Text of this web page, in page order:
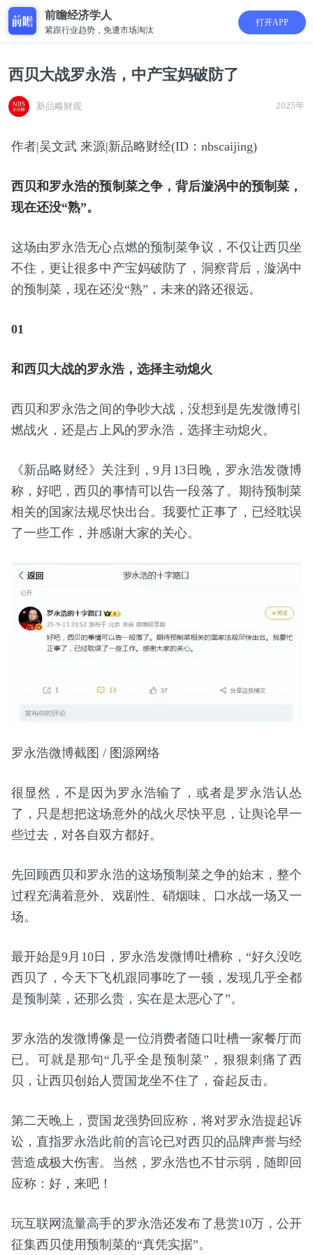
前瞻经济学人
紧跟行业趋势，免遭市场淘汰
打开APP
西贝大战罗永浩，中产宝妈破防了
新品略财观 2025年
作者|吴文武 来源|新品略财经(ID：nbscaijing)
西贝和罗永浩的预制菜之争，背后漩涡中的预制菜，
现在还没“熟”。
这场由罗永浩无心点燃的预制菜争议，不仅让西贝坐
不住，更让很多中产宝妈破防了，洞察背后，漩涡中
的预制菜，现在还没“熟”，未来的路还很远。
01
和西贝大战的罗永浩，选择主动熄火
西贝和罗永浩之间的争吵大战，没想到是先发微博引
燃战火，还是占上风的罗永浩，选择主动熄火。
《新品略财经》关注到，9月13日晚，罗永浩发微博
称，好吧，西贝的事情可以告一段落了。期待预制菜
相关的国家法规尽快出台。我要忙正事了，已经耽误
了一些工作，并感谢大家的关心。
罗永浩微博截图 / 图源网络
很显然，不是因为罗永浩输了，或者是罗永浩认怂
了，只是想把这场意外的战火尽快平息，让舆论早一
些过去，对各自双方都好。
先回顾西贝和罗永浩的这场预制菜之争的始末，整个
过程充满着意外、戏剧性、硝烟味、口水战一场又一
场。
最开始是9月10日，罗永浩发微博吐槽称，“好久没吃
西贝了，今天下飞机跟同事吃了一顿，发现几乎全都
是预制菜，还那么贵，实在是太恶心了”。
罗永浩的发微博像是一位消费者随口吐槽一家餐厅而
已。可就是那句“几乎全是预制菜”，狠狠刺痛了西
贝，让西贝创始人贾国龙坐不住了，奋起反击。
第二天晚上，贾国龙强势回应称，将对罗永浩提起诉
讼，直指罗永浩此前的言论已对西贝的品牌声誉与经
营造成极大伤害。当然，罗永浩也不甘示弱，随即回
应称：好，来吧！
玩互联网流量高手的罗永浩还发布了悬赏10万，公开
征集西贝使用预制菜的“真凭实据”。